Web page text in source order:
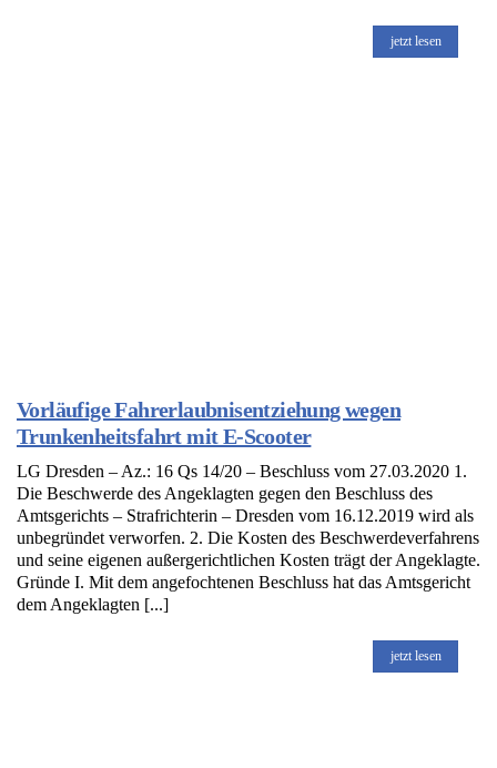
jetzt lesen
Vorläufige Fahrerlaubnisentziehung wegen
Trunkenheitsfahrt mit E-Scooter
LG Dresden – Az.: 16 Qs 14/20 – Beschluss vom 27.03.2020 1.
Die Beschwerde des Angeklagten gegen den Beschluss des
Amtsgerichts – Strafrichterin – Dresden vom 16.12.2019 wird als
unbegründet verworfen. 2. Die Kosten des Beschwerdeverfahrens
und seine eigenen außergerichtlichen Kosten trägt der Angeklagte.
Gründe I. Mit dem angefochtenen Beschluss hat das Amtsgericht
dem Angeklagten [...]
jetzt lesen